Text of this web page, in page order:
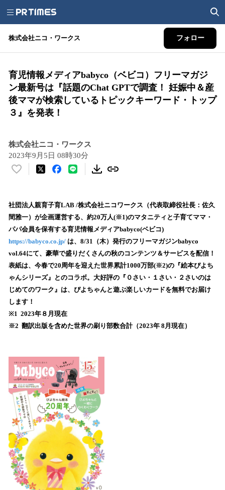
株式会社ニコ・ワークス フォロー
育児情報メディアbabyco（ベビコ）フリーマガジ
ン最新号は『話題のChat GPTで調査！ 妊娠中＆産
後ママが検索しているトピックキーワード・トップ
３』を発表！
株式会社ニコ・ワークス
2023年9月5日 08時30分
い
！
数
を
み
込
み
中
で
す
社団法人親育子育LAB /株式会社ニコワークス（代表取締役社長：佐久
間雅一）が企画運営する、約20万人(※1)のマタニティと子育てママ・
パパ会員を保有する育児情報メディアbabyco(ベビコ)
https://babyco.co.jp/ は、8/31（木）発行のフリーマガジンbabyco
vol.64にて、豪華で盛りだくさんの秋のコンテンツ＆サービスを配信！
表紙は、今春で20周年を迎えた世界累計1000万部(※2)の『絵本ぴよち
ゃんシリーズ』とのコラボ。大好評の『０さい・１さい・２さいのは
じめてのワーク』は、ぴよちゃんと遊ぶ楽しいカードを無料でお届け
します！
※1 2023年８月現在
※2 翻訳出版を含めた世界の刷り部数合計（2023年 8月現在）